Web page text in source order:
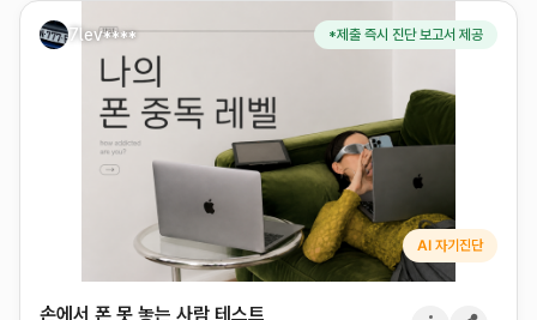
7lev**** *제출 즉시 진단 보고서 제공
AI 자기진단
손에서 폰 못 놓는 사람 테스트